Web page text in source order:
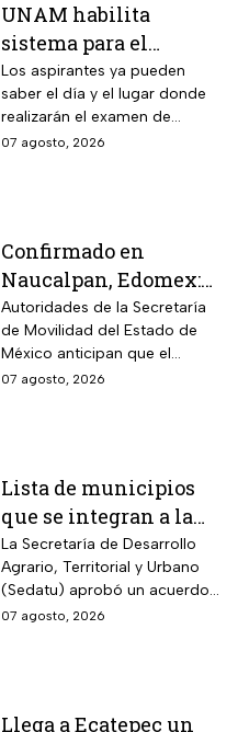
UNAM habilita
sistema para el
examen de control: así
puedes consultar
fecha, hora y sede
Los aspirantes ya pueden
saber el día y el lugar donde
realizarán el examen de
control de forma presencial
07 agosto, 2026
Confirmado en
Naucalpan, Edomex:
la Línea 3 del
Mexicable llega al
71,4% de avance y
anuncian cuándo
Autoridades de la Secretaría
de Movilidad del Estado de
México anticipan que el
transporte teleférico reducirá
07 agosto, 2026
Lista de municipios
que se integran a la
Zona Metropolitana
del Valle de México
La Secretaría de Desarrollo
Agrario, Territorial y Urbano
(Sedatu) aprobó un acuerdo
para que se integren más
07 agosto, 2026
Llega a Ecatepec un